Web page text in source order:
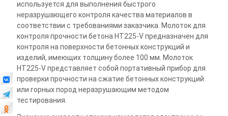
используется для выполнения быстрого
неразрушающего контроля качества материалов в
соответствии с требованиями заказчика. Молоток для
контроля прочности бетона HT225-V предназначен для
контроля на поверхности бетонных конструкций и
изделий, имеющих толщину более 100 мм. Молоток
HT225-V представляет собой портативный прибор для
проверки прочности на сжатие бетонных конструкций
или горных пород неразрушающим методом
тестирования.